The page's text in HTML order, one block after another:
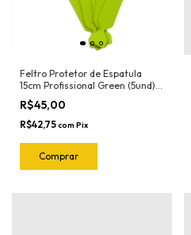
Feltro Protetor de Espatula
15cm Profissional Green (5und)
1022.G Joker
R$45,00
R$42,75com Pix